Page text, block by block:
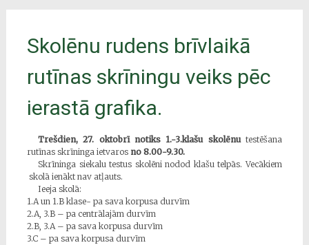
Skolēnu rudens brīvlaikā
rutīnas skrīningu veiks pēc
ierastā grafika.
Trešdien, 27. oktobrī notiks 1.-3.klašu skolēnutestēšana
rutīnas skrīninga ietvarosno 8.00-9.30.
Skrīninga siekalu testus skolēni nodod klašu telpās. Vecākiem
skolā ienākt nav atļauts.
Ieeja skolā:
1.A un 1.B klase- pa sava korpusa durvīm
2.A, 3.B – pa centrālajām durvīm
2.B, 3.A – pa sava korpusa durvīm
3.C – pa sava korpusa durvīm